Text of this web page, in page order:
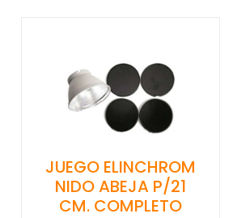
JUEGO ELINCHROM
NIDO ABEJA P/21
CM. COMPLETO